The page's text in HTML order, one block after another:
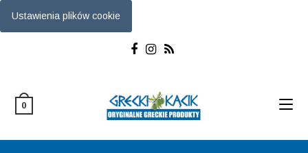
Ustawienia plików cookie
0